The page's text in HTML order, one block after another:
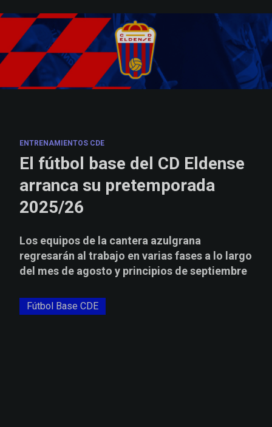
ENTRENAMIENTOS CDE
El fútbol base del CD Eldense
arranca su pretemporada
2025/26
Los equipos de la cantera azulgrana
regresarán al trabajo en varias fases a lo largo
del mes de agosto y principios de septiembre
Fútbol Base CDE